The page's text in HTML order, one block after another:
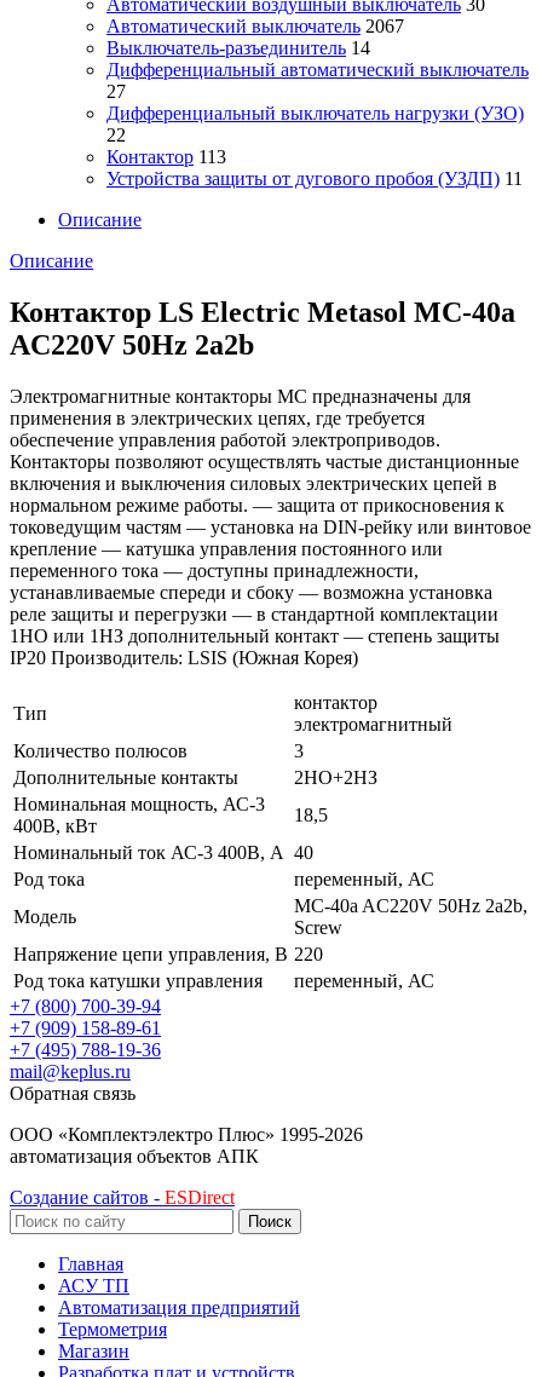
Автоматический выключатель 2067
Выключатель-разъединитель 14
Дифференциальный автоматический выключатель
27
Дифференциальный выключатель нагрузки (УЗО)
22
Контактор 113
Устройства защиты от дугового пробоя (УЗДП) 11
Описание
Описание
Контактор LS Electric Metasol MC-40a
AC220V 50Hz 2a2b
Электромагнитные контакторы MC предназначены для
применения в электрических цепях, где требуется
обеспечение управления работой электроприводов.
Контакторы позволяют осуществлять частые дистанционные
включения и выключения силовых электрических цепей в
нормальном режиме работы. — защита от прикосновения к
токоведущим частям — установка на DIN-рейку или винтовое
крепление — катушка управления постоянного или
переменного тока — доступны принадлежности,
устанавливаемые спереди и сбоку — возможна установка
реле защиты и перегрузки — в стандартной комплектации
1НО или 1НЗ дополнительный контакт — степень защиты
IP20 Производитель: LSIS (Южная Корея)
Тип
контактор
электромагнитный
Количество полюсов
3
Дополнительные контакты
2НО+2НЗ
Номинальная мощность, АС-3
400В, кВт
18,5
Номинальный ток АС-3 400В, А 40
Род тока
переменный, АС
Модель
MC-40a AC220V 50Hz 2a2b,
Screw
Напряжение цепи управления, В 220
Род тока катушки управления
переменный, АС
+7 (800) 700-39-94
+7 (909) 158-89-61
+7 (495) 788-19-36
mail@keplus.ru
Обратная связь
ООО «Комплектэлектро Плюс» 1995-2026
автоматизация объектов АПК
Создание сайтов - ESDirect
Поиск
Главная
АСУ ТП
Автоматизация предприятий
Термометрия
Магазин
Разработка плат и устройств